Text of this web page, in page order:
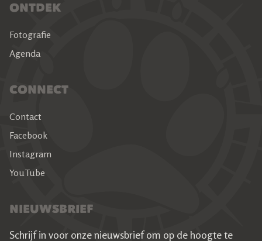
ONTDEK
Fotografie
Agenda
CONNECT
Contact
Facebook
Instagram
YouTube
NIEUWSBRIEF
Schrijf in voor onze nieuwsbrief om op de hoogte te